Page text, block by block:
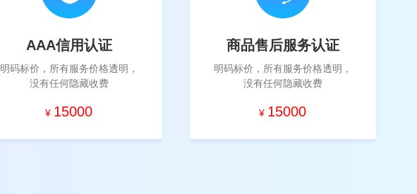
AAA信用认证
明码标价，所有服务价格透明，
没有任何隐藏收费
¥ 15000
商品售后服务认证
明码标价，所有服务价格透明，
没有任何隐藏收费
¥ 15000